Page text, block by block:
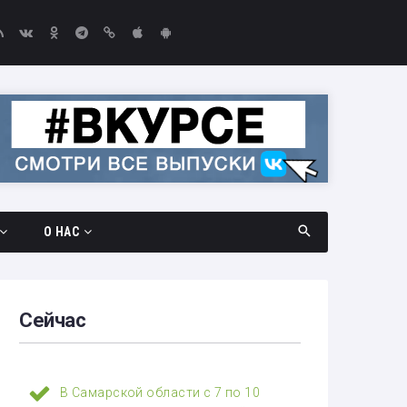
О НАС
Выборы-2026
Сейчас
В Самарской области с 7 по 10